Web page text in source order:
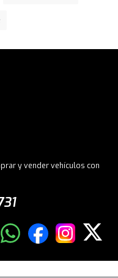
y vender vehículos con